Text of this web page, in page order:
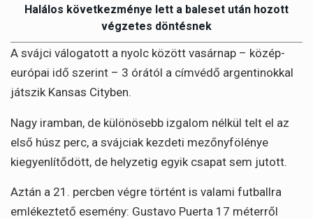
Halálos következménye lett a baleset után hozott
végzetes döntésnek
A svájci válogatott a nyolc között vasárnap – közép-
európai idő szerint – 3 órától a címvédő argentinokkal
játszik Kansas Cityben.
Nagy iramban, de különösebb izgalom nélkül telt el az
első húsz perc, a svájciak kezdeti mezőnyfölénye
kiegyenlítődött, de helyzetig egyik csapat sem jutott.
Aztán a 21. percben végre történt is valami futballra
emlékeztető esemény: Gustavo Puerta 17 méterről